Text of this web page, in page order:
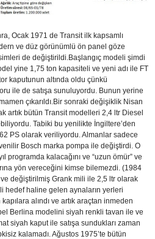
Ocak 1971 de Transit ilk kapsamlı
ve düz görünümlü ön panel göze
de değiştirildi.Başlangıç modeli şimdi
yine 1,75 ton kapasiteli ve yeni adı ile FT
kaputunun altında oldu çünkü
ile de satışa sunuluyordu. Bunun yerine
çıkarıldı.Bir sonraki değişiklik Nisan
artık bütün Transit modelleri 2,4 ltr Diesel
Tabiki bu yenilikte İngiltere’den
PS olarak veriliyordu. Almanlar sadece
Bosch marka pompa ile değiştirdi. O
programda kalacağını ve “uzun ömür” ve
yön vereceğini kimse bilemezdi. (1984
değiştirilmiş Grank mili ile 2,5 ltr olarak
hedef haline gelen aynaların yerleri
alındı ve artık araçtan inmeden
Berlina modelini siyah renkli tavan ile ve
siyah kaput ile satışa sundukları zaman
kalamadı. Ağustos 1975’te bütün